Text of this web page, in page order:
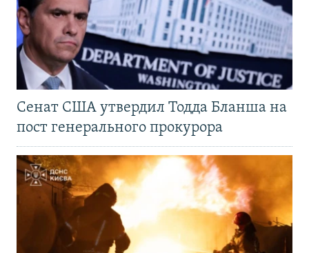
Сенат США утвердил Тодда Бланша на
пост генерального прокурора